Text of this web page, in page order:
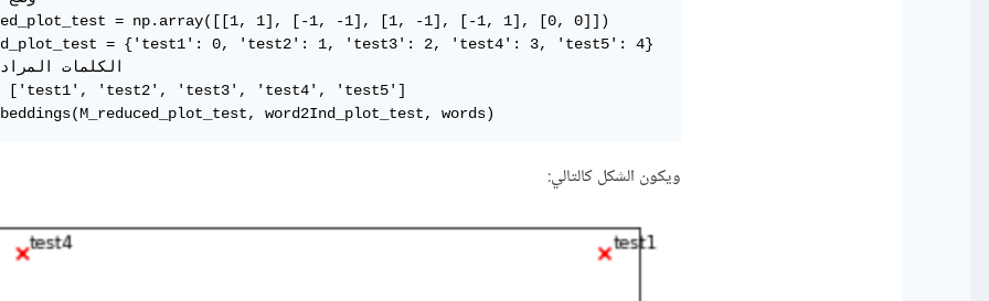
= np.array([[1, 1], [-1, -1], [1, -1], [-1, 1], [0, 0]])
= {'test1': 0, 'test2': 1, 'test3': 2, 'test4': 3, 'test5': 4}
= ['test1', 'test2', 'test3', 'test4', 'test5']
word2Ind_plot_test, words)
ويكون الشكل كالتالي: